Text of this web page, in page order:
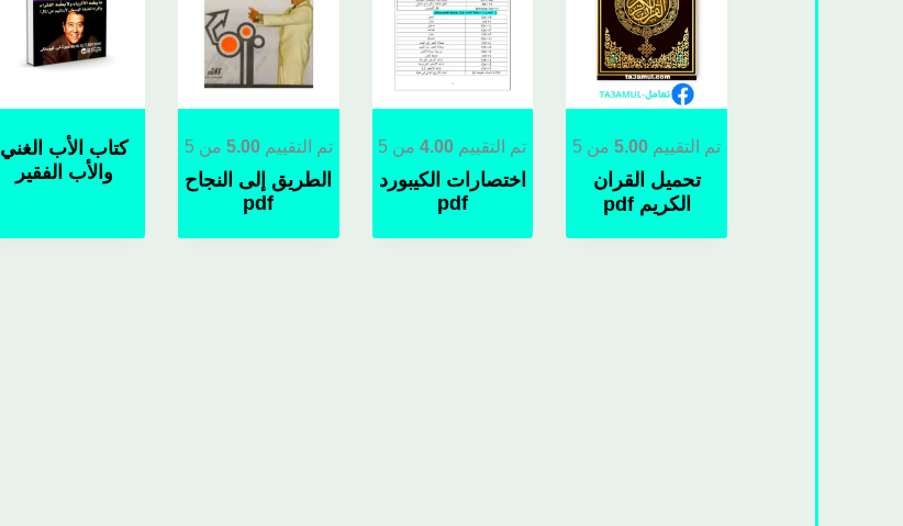
تم التقييم 5.00من 5
تحميل القران
الكريم pdf
تم التقييم 4.00من 5
اختصارات الكيبورد
pdf
تم التقييم5.00 من 5
الطريق إلى النجاح
pdf
كتاب الأب الغني
والأب الفقير